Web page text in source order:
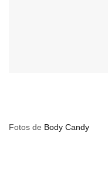
Fotos de Body Candy